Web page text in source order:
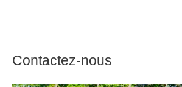
Contactez-nous